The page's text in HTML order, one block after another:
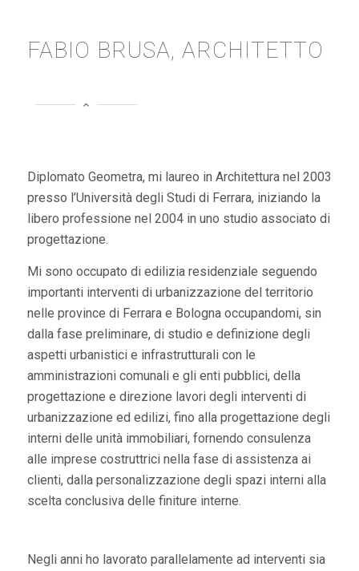
FABIO BRUSA, ARCHITETTO
Diplomato Geometra, mi laureo in Architettura nel 2003
presso l’Università degli Studi di Ferrara, iniziando la
libero professione nel 2004 in uno studio associato di
progettazione.
Mi sono occupato di edilizia residenziale seguendo
importanti interventi di urbanizzazione del territorio
nelle province di Ferrara e Bologna occupandomi, sin
dalla fase preliminare, di studio e definizione degli
aspetti urbanistici e infrastrutturali con le
amministrazioni comunali e gli enti pubblici, della
progettazione e direzione lavori degli interventi di
urbanizzazione ed edilizi, fino alla progettazione degli
interni delle unità immobiliari, fornendo consulenza
alle imprese costruttrici nella fase di assistenza ai
clienti, dalla personalizzazione degli spazi interni alla
scelta conclusiva delle finiture interne.
Negli anni ho lavorato parallelamente ad interventi sia